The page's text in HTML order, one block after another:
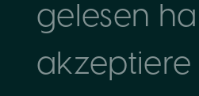
gelesen
akzeptiere